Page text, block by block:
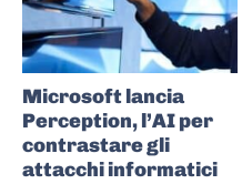
Microsoft lancia
Perception, l’AI per
contrastare gli
attacchi informatici